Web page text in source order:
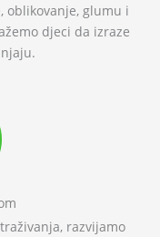
oblikovanje, glumu i
djeci da izraze
razvijamo